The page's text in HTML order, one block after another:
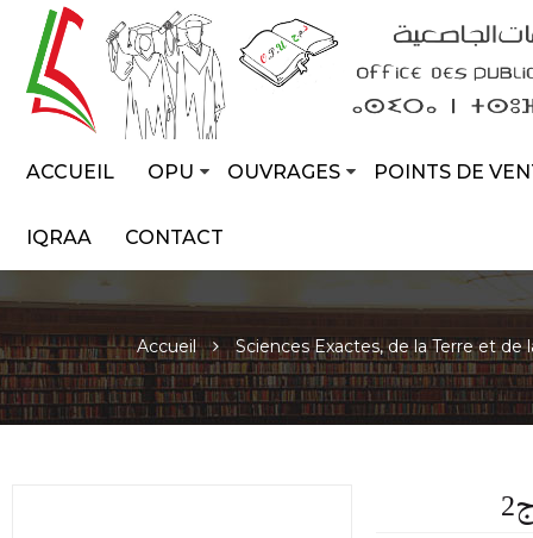
ACCUEIL OPU OUVRAGES POINTS DE
IQRAA CONTACT
Accueil Sciences Exactes, de la Terre et de